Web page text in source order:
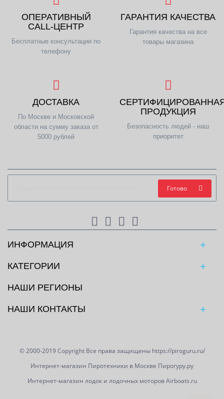
ОПЕРАТИВНЫЙ
CALL-ЦЕНТР
Бесплатные консультации по
телефону
ГАРАНТИЯ КАЧЕСТВА
Гарантия качества на все
товары магазина
ДОСТАВКА
По Москве и Московской
области на сумму заказа от
5000 рублей
ПРОДУКЦИЯ
Безопасность людей - наш
приоритет
Готово
ИНФОРМАЦИЯ
КАТЕГОРИИ
НАШИ РЕГИОНЫ
НАШИ КОНТАКТЫ
© 2000-2019 Copyright Все права защищены https://piroguru.ru/
Интернет-магазин Пиротехники в Москве Пирогуру.ру
Интернет-магазин лодок и лодочных моторов Airboats.ru